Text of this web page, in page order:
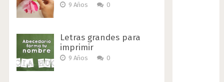
9 Años 0
Letras grandes para
imprimir
9 Años 0